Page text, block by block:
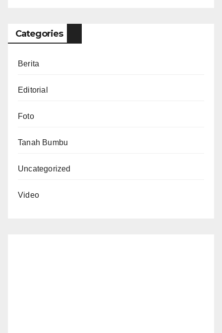
Categories
Berita
Editorial
Foto
Tanah Bumbu
Uncategorized
Video